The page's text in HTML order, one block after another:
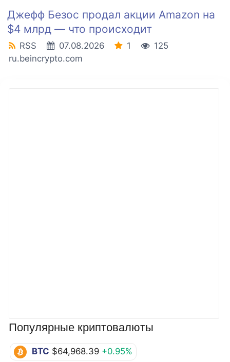
Популярные криптовалюты
BTC $64,968.39 +0.95%
Джефф Безос продал акции Amazon на
$4 млрд — что происходит
RSS 07.08.2026 1
125
ru.beincrypto.com